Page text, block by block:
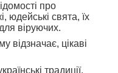
про
юдейські свята, їх
віруючих.
відзначає, цікаві
традиції,